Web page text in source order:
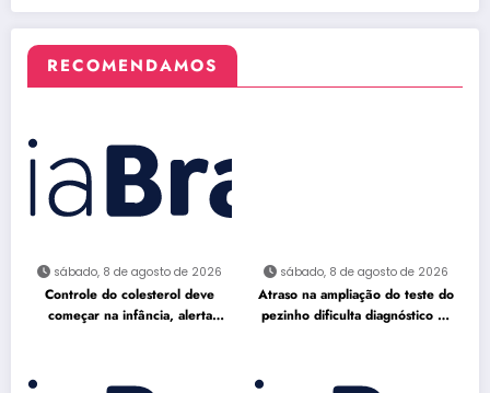
RECOMENDAMOS
sábado, 8 de agosto de 2026
Controle do colesterol deve
começar na infância, alerta
sábado, 8 de agosto de 2026
Atraso na ampliação do teste do
pezinho dificulta diagnóstico da